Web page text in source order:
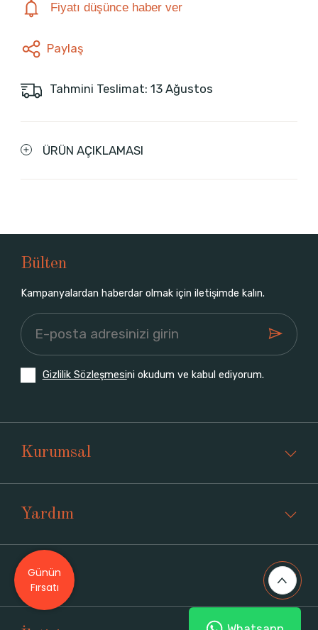
Fiyatı düşünce haber ver
Paylaş
Tahmini Teslimat: 13 Ağustos
ÜRÜN AÇIKLAMASI
Bülten
Kampanyalardan haberdar olmak için iletişimde kalın.
Gizlilik Sözleşmesini okudum ve kabul ediyorum.
Kurumsal
Yardım
Üyelik
Günün
Fırsatı